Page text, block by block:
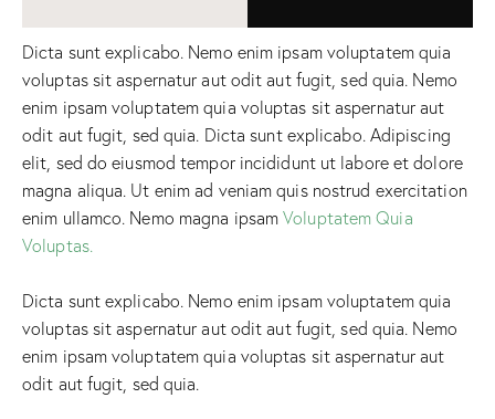
Dicta sunt explicabo. Nemo enim ipsam voluptatem quia
voluptas sit aspernatur aut odit aut fugit, sed quia. Nemo
enim ipsam voluptatem quia voluptas sit aspernatur aut
odit aut fugit, sed quia. Dicta sunt explicabo. Adipiscing
elit, sed do eiusmod tempor incididunt ut labore et dolore
magna aliqua. Ut enim ad veniam quis nostrud exercitation
enim ullamco. Nemo magna ipsamVoluptatem Quia
Voluptas.
Dicta sunt explicabo. Nemo enim ipsam voluptatem quia
voluptas sit aspernatur aut odit aut fugit, sed quia. Nemo
enim ipsam voluptatem quia voluptas sit aspernatur aut
odit aut fugit, sed quia.